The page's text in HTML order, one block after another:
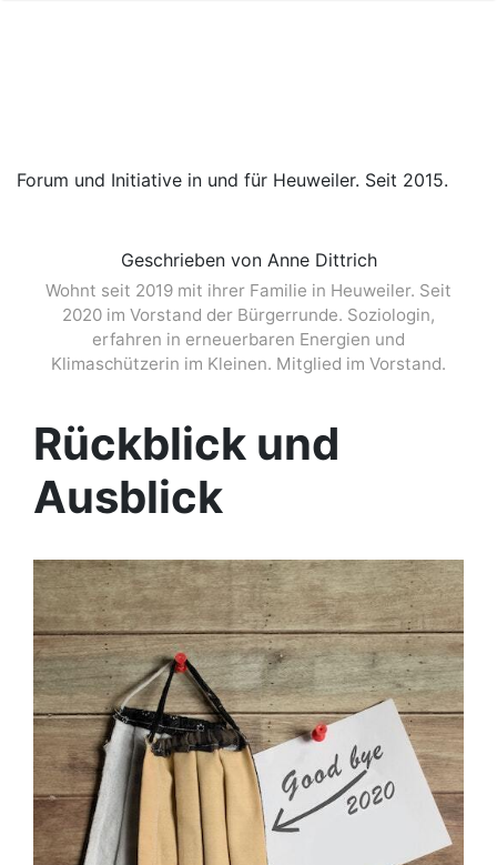
Forum und Initiative in und für Heuweiler. Seit 2015.
Geschrieben von Anne Dittrich
Wohnt seit 2019 mit ihrer Familie in Heuweiler. Seit
2020 im Vorstand der Bürgerrunde. Soziologin,
erfahren in erneuerbaren Energien und
Klimaschützerin im Kleinen. Mitglied im Vorstand.
Rückblick und
Ausblick